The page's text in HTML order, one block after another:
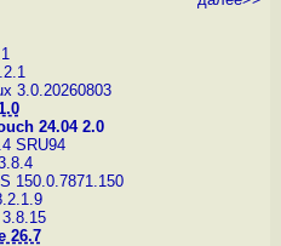
3.0.20260803
24.04 2.0
SRU94
150.0.7871.150
26.7